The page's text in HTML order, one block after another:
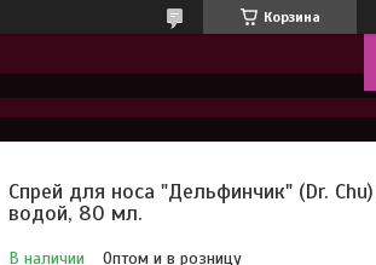
Корзина
Спрей для носа "Дельфинчик" (Dr.
водой, 80 мл.
В наличии Оптом и в розницу